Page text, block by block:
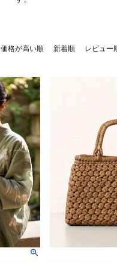
価格が高い順 新着順 レビュー